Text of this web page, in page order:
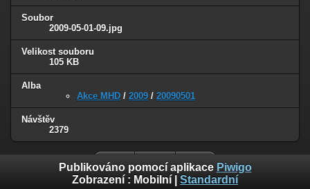
Soubor
2009-05-01-09.jpg
Velikost souboru
105 KB
Alba
Akce MHD / 2009 / 20090501
Návštěv
2379
Publikováno pomocí aplikace Piwigo
Zobrazení : Mobilní Standardní